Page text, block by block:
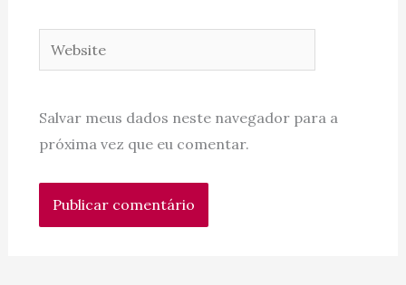
Website
Salvar meus dados neste navegador para a
próxima vez que eu comentar.